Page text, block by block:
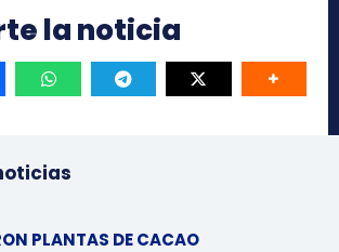
la noticia
PLANTAS DE CACAO